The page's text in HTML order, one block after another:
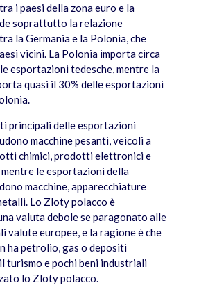
i paesi della zona euro e la
soprattutto la relazione
la Germania e la Polonia, che
vicini. La Polonia importa circa
esportazioni tedesche, mentre la
quasi il 30% delle esportazioni
principali delle esportazioni
macchine pesanti, veicoli a
chimici, prodotti elettronici e
le esportazioni della
macchine, apparecchiature
Lo Zloty polacco è
valuta debole se paragonato alle
valute europee, e la ragione è che
ha petrolio, gas o depositi
turismo e pochi beni industriali
lo Zloty polacco.